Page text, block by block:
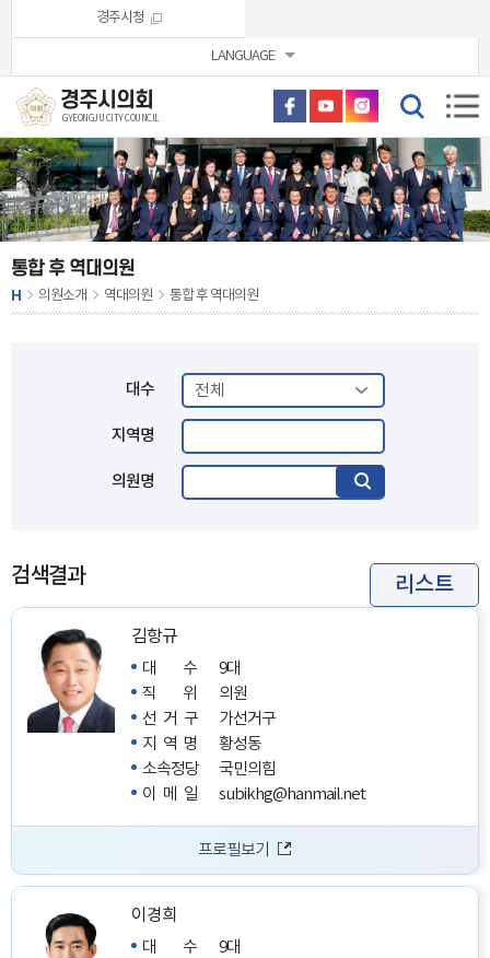
경주시청
LANGUAGE
경주시의회
GYEONGJU CITY COUNCIL
통합 후 역대의원
H 의원소개 역대의원 통합 후 역대의원
대수
지역명
의원명
검색결과 리스트
김항규
대수9대
직위의원
선거구
가선거구
지역명
황성동
소속정당
국민의힘
이메일
subikhg@hanmail.net
프로필보기
이경희
대수9대